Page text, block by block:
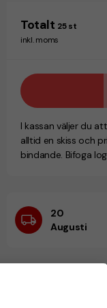
Totalt 25 st
inkl. moms
I kassan väljer du
alltid en skiss och
bindande. Bifoga
20
Augusti
CO₂e -
0.09 kg